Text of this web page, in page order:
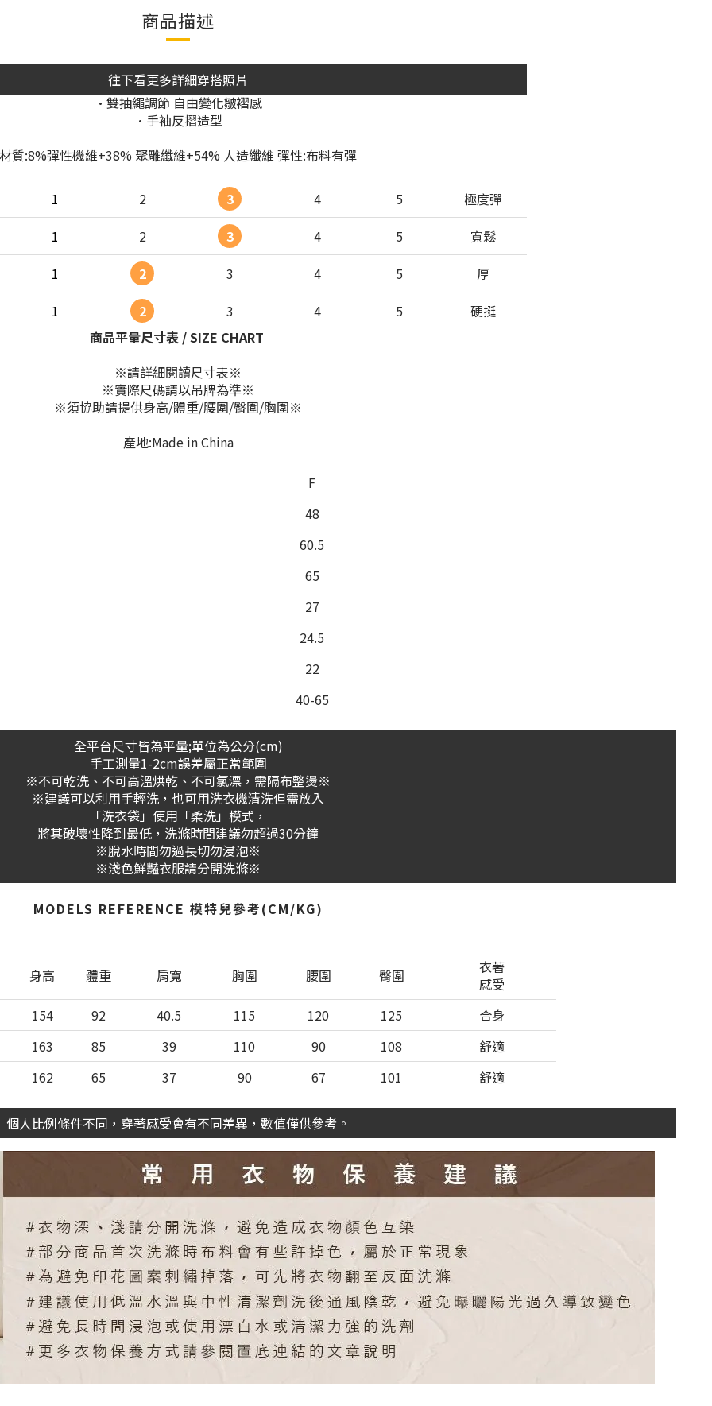
商品描述
往下看更多詳細穿搭照片
•雙抽繩調節 自由變化皺褶感
•手袖反摺造型
材質:8%彈性機維+38% 聚雕纖維+54% 人造纖維 彈性:布料有彈
1 2 3 4 5
極度彈
1
2 3 4 5
寬鬆
1
2 3 4 5
厚
1
2 3 4 5
硬挺
商品平量尺寸表 / SIZE CHART
※請詳細閱讀尺寸表※
※實際尺碼請以吊牌為準※
※須協助請提供身高/體重/腰圍/臀圍/胸圍※
產地:Made in China
F
48
60.5
65
27
24.5
22
40-65
全平台尺寸皆為平量;單位為公分(cm)
手工測量1-2cm誤差屬正常範圍
※不可乾洗、不可高溫烘乾、不可氯漂，需隔布整燙※
※建議可以利用手輕洗，也可用洗衣機清洗但需放入
「洗衣袋」使用「柔洗」模式，
將其破壞性降到最低，洗滌時間建議勿超過30分鐘
※脫水時間勿過長切勿浸泡※
※淺色鮮豔衣服請分開洗滌※
MODELS REFERENCE 模特兒參考(CM/KG)
身高 體重 肩寬 胸圍 腰圍 臀圍
衣著
感受
154
92 40.5 115 120 125
合身
163
85 39 110 90 108
舒適
162
65 37 90 67 101 舒適
個人比例條件不同，穿著感受會有不同差異，數值僅供參考。